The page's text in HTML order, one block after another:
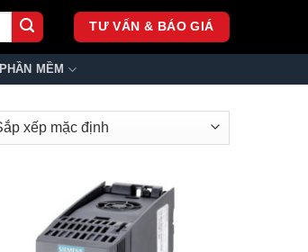
TƯ VẤN & BÁO GIÁ
PHẦN MỀM